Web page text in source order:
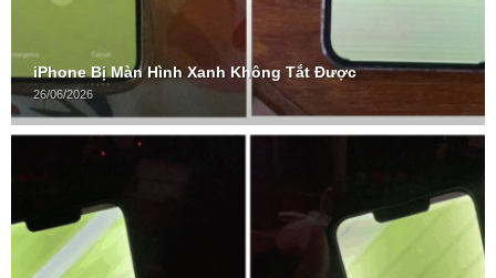
iPhone Bị Màn Hình Xanh Không Tắt Được
26/06/2026